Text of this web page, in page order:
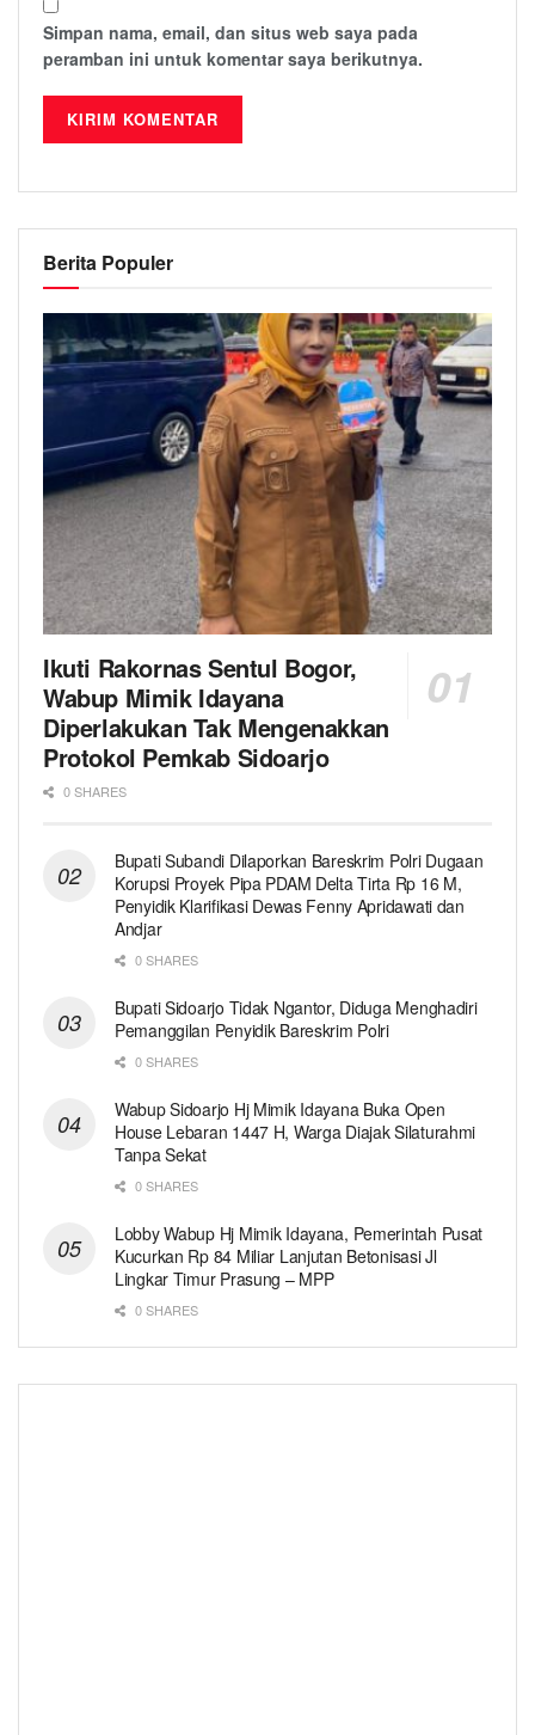
Simpan nama, email, dan situs web saya pada
peramban ini untuk komentar saya berikutnya.
Berita Populer
Ikuti Rakornas Sentul Bogor,
Wabup Mimik Idayana
Diperlakukan Tak Mengenakkan
Protokol Pemkab Sidoarjo
0 SHARES
Bupati Subandi Dilaporkan Bareskrim Polri Dugaan
Korupsi Proyek Pipa PDAM Delta Tirta Rp 16 M,
Penyidik Klarifikasi Dewas Fenny Apridawati dan
Andjar
0 SHARES
Bupati Sidoarjo Tidak Ngantor, Diduga Menghadiri
Pemanggilan Penyidik Bareskrim Polri
0 SHARES
Wabup Sidoarjo Hj Mimik Idayana Buka Open
House Lebaran 1447 H, Warga Diajak Silaturahmi
Tanpa Sekat
0 SHARES
Lobby Wabup Hj Mimik Idayana, Pemerintah Pusat
Kucurkan Rp 84 Miliar Lanjutan Betonisasi Jl
Lingkar Timur Prasung – MPP
0 SHARES